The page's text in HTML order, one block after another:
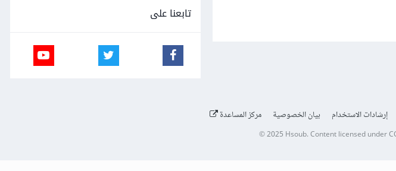
تابعنا على
إرشادات الاستخدام بيان الخصوصية مركز المساعدة
© 2025 Hsoub.Content licensed under